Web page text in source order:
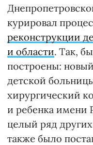
курировал
реконструкции
и области. Так,
построены:
детской
хирургический
и ребенка имени
целый ряд
также было